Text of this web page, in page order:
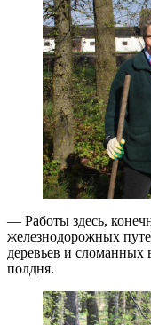
— Работы здесь,
железнодорожных
деревьев и
полдня.